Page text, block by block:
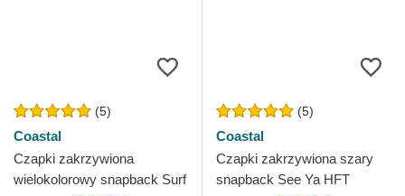
(5)
Coastal
Czapki zakrzywiona
wielokolorowy snapback Surf
(5)
Coastal
Czapki zakrzywiona szary
snapback See Ya HFT